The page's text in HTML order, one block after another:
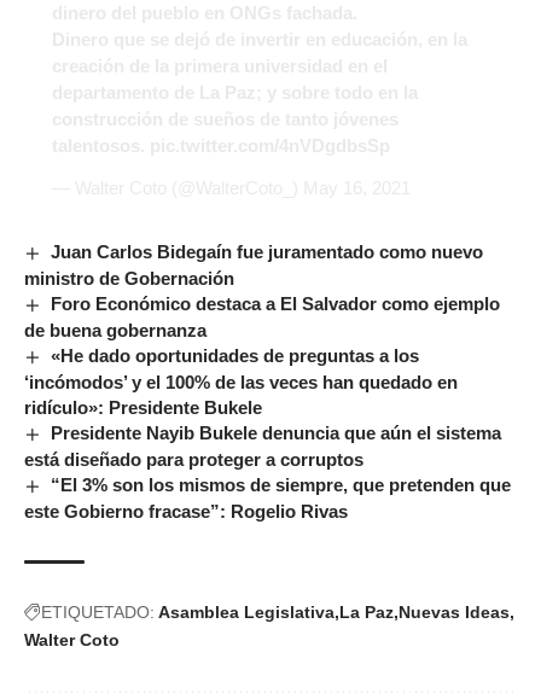
Juan Carlos Bidegaín fue juramentado como nuevo
ministro de Gobernación
Foro Económico destaca a El Salvador como ejemplo
de buena gobernanza
«He dado oportunidades de preguntas a los
‘incómodos’ y el 100% de las veces han quedado en
ridículo»: Presidente Bukele
Presidente Nayib Bukele denuncia que aún el sistema
está diseñado para proteger a corruptos
“El 3% son los mismos de siempre, que pretenden que
este Gobierno fracase”: Rogelio Rivas
ETIQUETADO: Asamblea Legislativa La Paz Nuevas Ideas
Walter Coto